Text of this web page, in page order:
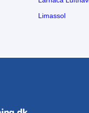
Limassol